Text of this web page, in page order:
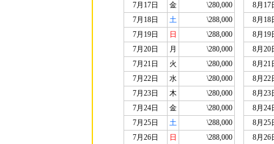
7月17日
金
\280,000
7月18日
土
\288,000
7月19日
日
\288,000
7月20日
月
\280,000
7月21日
火
\280,000
7月22日
水
\280,000
7月23日
木
\280,000
7月24日
金
\280,000
7月25日
土
\288,000
7月26日
日
\288,000
8月17
8月18
8月19
8月20
8月21
8月22
8月23
8月24
8月25
8月26